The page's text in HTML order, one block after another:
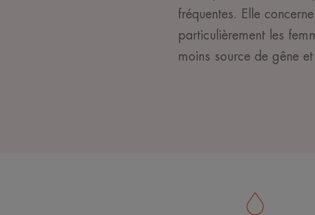
fréquentes. Elle
particulièrement les
moins source de gêne